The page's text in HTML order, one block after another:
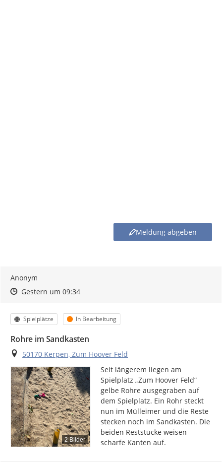
Sollte der von Ihnen angesprochene Themenbereich nicht in
den vorhandenen Meldekategorien enthalten sein, haben
Meldung abgeben
Anonym
Zeitpunkt des Erstellens
Zeitpunkt des Erstellens
Gestern um 09:34Zur Äußerung
Kategorie
Spielplätze Status
In Bearbeitung
Rohre im Sandkasten
Ort
50170 Kerpen, Zum Hoover Feld
2 Bilder
Seit längerem liegen am
Spielplatz „Zum Hoover Feld“
gelbe Rohre ausgegraben auf
dem Spielplatz. Ein Rohr steckt
nun im Mülleimer und die Reste
stecken noch im Sandkasten. Die
beiden Reststücke weisen
scharfe Kanten auf.